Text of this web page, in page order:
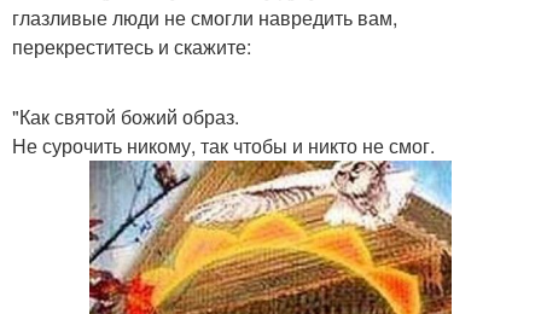
глазливые люди не смогли навредить вам,
перекреститесь и скажите:
"Как святой божий образ.
Не сурочить никому, так чтобы и никто не смог.